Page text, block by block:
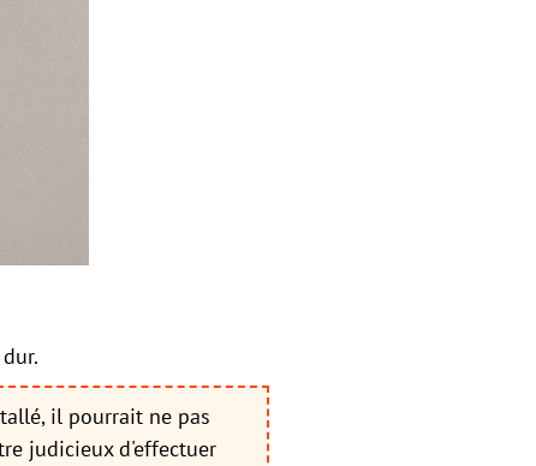
il pourrait ne pas
judicieux d'effectuer